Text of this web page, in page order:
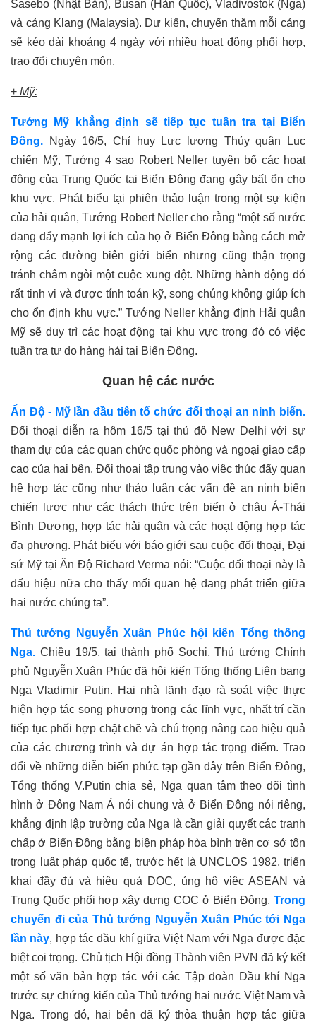
Sasebo (Nhật Bản), Busan (Hàn Quốc), Vladivostok (Nga)
và cảng Klang (Malaysia). Dự kiến, chuyến thăm mỗi cảng
sẽ kéo dài khoảng 4 ngày với nhiều hoạt động phối hợp,
trao đổi chuyên môn.
+ Mỹ:
Tướng Mỹ khẳng định sẽ tiếp tục tuần tra tại Biển
Đông.
Ngày 16/5, Chỉ huy Lực lượng Thủy quân Lục
chiến Mỹ, Tướng 4 sao Robert Neller tuyên bố các hoạt
động của Trung Quốc tại Biển Đông đang gây bất ổn cho
khu vực. Phát biểu tại phiên thảo luận trong một sự kiện
của hải quân, Tướng Robert Neller cho rằng “một số nước
đang đẩy mạnh lợi ích của họ ở Biển Đông bằng cách mở
rộng các đường biên giới biển nhưng cũng thận trọng
tránh châm ngòi một cuộc xung đột. N hững hành động đó
rất tinh vi và được tính toán kỹ, song chúng không giúp ích
cho ổn định khu vực.” Tướng Neller khẳng định Hải quân
Mỹ sẽ duy trì các hoạt động tại khu vực trong đó có việc
tuần tra tự do hàng hải tại Biển Đông.
Quan hệ các nước
Ấn Độ - Mỹ lần đầu tiên tổ chức đối thoại an ninh biển.
Đối thoại diễn ra hôm 16/5 tại thủ đô New Delhi với sự
tham dự của các quan chức quốc phòng và ngoại giao cấp
cao của hai bên. Đối thoại tập trung vào việc thúc đẩy quan
hệ hợp tác cũng như thảo luận các vấn đề an ninh biển
chiến lược như các thách thức trên biển ở châu Á-Thái
Bình Dương, hợp tác hải quân và các hoạt động hợp tác
đa phương. Phát biểu với báo giới sau cuộc đối thoại, Đại
sứ Mỹ tại Ấn Độ Richard Verma nói: “Cuộc đối thoại này là
dấu hiệu nữa cho thấy mối quan hệ đang phát triển giữa
hai nước chúng ta”.
Thủ tướng Nguyễn Xuân Phúc hội kiến Tổng thống
Nga. Chiều 19/5, tại thành phố Sochi, Thủ tướng Chính
phủ Nguyễn Xuân Phúc đã hội kiến Tổng thống Liên bang
Nga Vladimir Putin. Hai nhà lãnh đạo rà soát việc thực
hiện hợp tác song phương trong các lĩnh vực, nhất trí cần
tiếp tục phối hợp chặt chẽ và chú trọng nâng cao hiệu quả
của các chương trình và dự án hợp tác trọng điểm.Trao
đổi về những diễn biến phức tạp gần đây trên Biển Đông,
Tổng thống V.Putin chia sẻ, Nga quan tâm theo dõi tình
hình ở Đông Nam Á nói chung và ở Biển Đông nói riêng,
khẳng định lập trường của Nga là cần giải quyết các tranh
chấp ở Biển Đông bằng biện pháp hòa bình trên cơ sở tôn
trọng luật pháp quốc tế, trước hết là UNCLOS 1982, triển
khai đầy đủ và hiệu quả DOC, ủng hộ việc ASEAN và
Trung Quốc phối hợp xây dựng COC ở Biển Đông. Trong
chuyến đi của Thủ tướng Nguyễn Xuân Phúc tới Nga
lần này, hợp tác dầu khí giữa Việt Nam với Nga được đặc
biệt coi trọng. Chủ tịch Hội đồng Thành viên PVN đã ký kết
một số văn bản hợp tác với các Tập đoàn Dầu khí Nga
trước sự chứng kiến của Thủ tướng hai nước Việt Nam và
Nga. Trong đó, hai bên đã ký thỏa thuận hợp tác giữa